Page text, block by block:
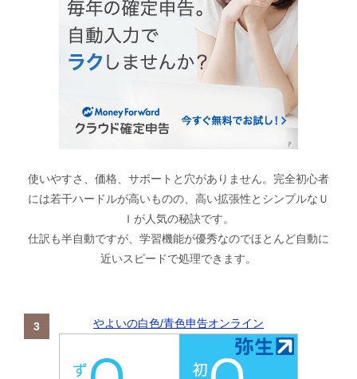
使いやすさ、価格、サポートと穴がありません。完全初心者
には若干ハードルが高いものの、高い拡張性とシンプルなＵ
Ｉが人気の秘訣です。
仕訳も半自動ですが、学習機能が優秀なのでほとんど自動に
近いスピードで処理できます。
やよいの白色/青色申告オンライン